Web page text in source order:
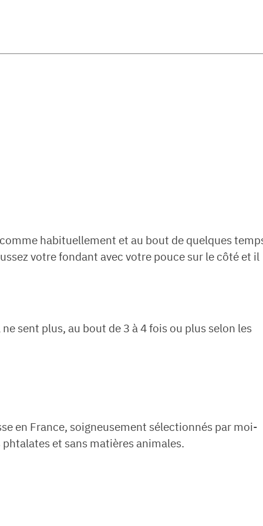
habituellement et au bout de quelques
votre fondant avec votre pouce sur le côté et il
sent plus, au bout de 3 à 4 fois ou plus selon les
en France, soigneusement sélectionnés par moi-
et sans matières animales.